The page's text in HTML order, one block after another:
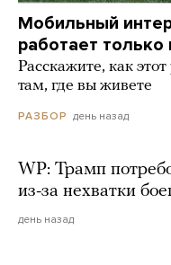
Мобильный
работает
Расскажите, как
там, где вы живете
РАЗБОР день назад
WP: Трамп
из-за нехватки
день назад